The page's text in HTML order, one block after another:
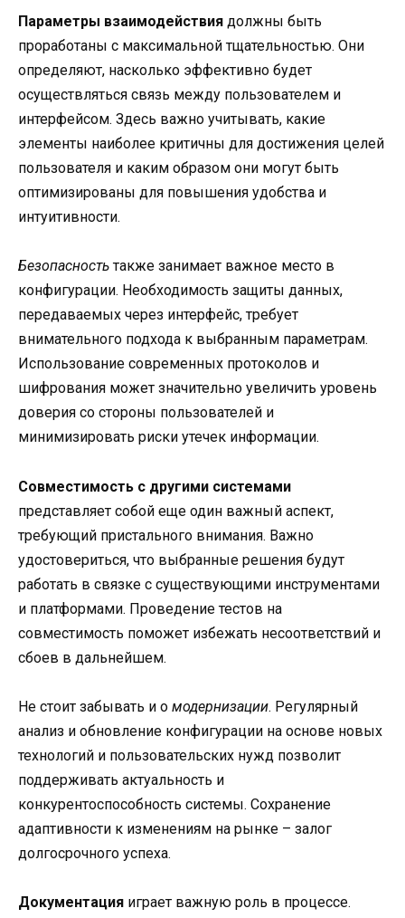
Параметры взаимодействия должны быть
проработаны с максимальной тщательностью. Они
определяют, насколько эффективно будет
осуществляться связь между пользователем и
интерфейсом. Здесь важно учитывать, какие
элементы наиболее критичны для достижения целей
пользователя и каким образом они могут быть
оптимизированы для повышения удобства и
интуитивности.
Безопасность также занимает важное место в
конфигурации. Необходимость защиты данных,
передаваемых через интерфейс, требует
внимательного подхода к выбранным параметрам.
Использование современных протоколов и
шифрования может значительно увеличить уровень
доверия со стороны пользователей и
минимизировать риски утечек информации.
Совместимость с другими системами
представляет собой еще один важный аспект,
требующий пристального внимания. Важно
удостовериться, что выбранные решения будут
работать в связке с существующими инструментами
и платформами. Проведение тестов на
совместимость поможет избежать несоответствий и
сбоев в дальнейшем.
Не стоит забывать и о модернизации. Регулярный
анализ и обновление конфигурации на основе новых
технологий и пользовательских нужд позволит
поддерживать актуальность и
конкурентоспособность системы. Сохранение
адаптивности к изменениям на рынке – залог
долгосрочного успеха.
Документация играет важную роль в процессе.